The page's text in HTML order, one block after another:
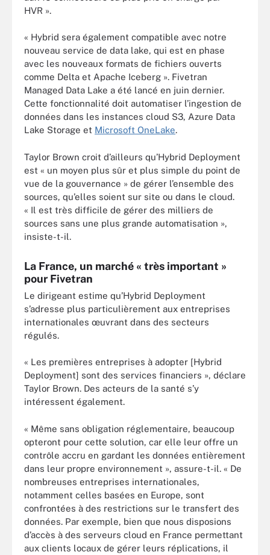
HVR ».
« Hybrid sera également compatible avec notre
nouveau service de data lake, qui est en phase
avec les nouveaux formats de fichiers ouverts
comme Delta et Apache Iceberg ». Fivetran
Managed Data Lake a été lancé en juin dernier.
Cette fonctionnalité doit automatiser l’ingestion de
données dans les instances cloud S3, Azure Data
Lake Storage et Microsoft OneLake.
Taylor Brown croit d’ailleurs qu’Hybrid Deployment
est « un moyen plus sûr et plus simple du point de
vue de la gouvernance » de gérer l’ensemble des
sources, qu’elles soient sur site ou dans le cloud.
« Il est très difficile de gérer des milliers de
sources sans une plus grande automatisation »,
insiste-t-il.
La France, un marché « très important »
pour Fivetran
Le dirigeant estime qu’Hybrid Deployment
s’adresse plus particulièrement aux entreprises
internationales œuvrant dans des secteurs
régulés.
« Les premières entreprises à adopter [Hybrid
Deployment] sont des services financiers », déclare
Taylor Brown. Des acteurs de la santé s’y
intéressent également.
« Même sans obligation réglementaire, beaucoup
opteront pour cette solution, car elle leur offre un
contrôle accru en gardant les données entièrement
dans leur propre environnement », assure-t-il. « De
nombreuses entreprises internationales,
notamment celles basées en Europe, sont
confrontées à des restrictions sur le transfert des
données. Par exemple, bien que nous disposions
d’accès à des serveurs cloud en France permettant
aux clients locaux de gérer leurs réplications, il